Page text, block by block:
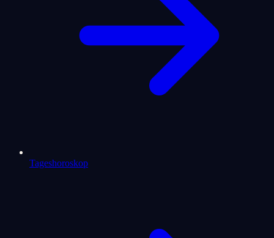
Tageshoroskop